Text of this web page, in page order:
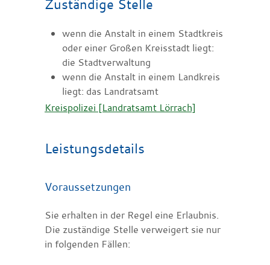
Zuständige Stelle
wenn die Anstalt in einem Stadtkreis
oder einer Großen Kreisstadt liegt:
die Stadtverwaltung
wenn die Anstalt in einem Landkreis
liegt: das Landratsamt
Kreispolizei [Landratsamt Lörrach]
Leistungsdetails
Voraussetzungen
Sie erhalten in der Regel eine Erlaubnis.
Die zuständige Stelle verweigert sie nur
in folgenden Fällen: